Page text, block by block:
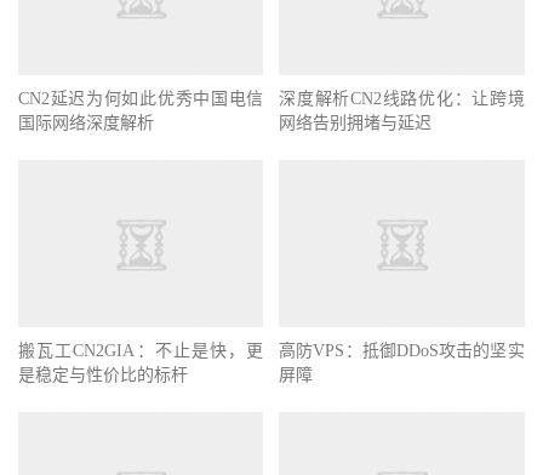
CN2延迟为何如此优秀中国电信
国际网络深度解析
深度解析CN2线路优化：让跨境
网络告别拥堵与延迟
搬瓦工CN2GIA：不止是快，更
是稳定与性价比的标杆
高防VPS：抵御DDoS攻击的坚实
屏障